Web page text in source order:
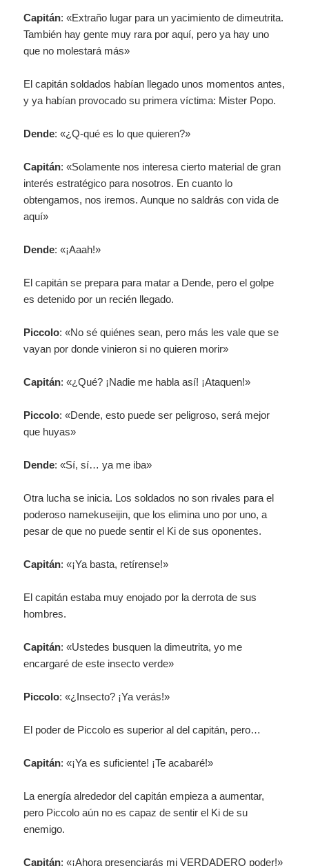
Capitán: «Extraño lugar para un yacimiento de dimeutrita.
También hay gente muy rara por aquí, pero ya hay uno
que no molestará más»
El capitán soldados habían llegado unos momentos antes,
y ya habían provocado su primera víctima: Mister Popo.
Dende: «¿Q-qué es lo que quieren?»
Capitán: «Solamente nos interesa cierto material de gran
interés estratégico para nosotros. En cuanto lo
obtengamos, nos iremos. Aunque no saldrás con vida de
aquí»
Dende: «¡Aaah!»
El capitán se prepara para matar a Dende, pero el golpe
es detenido por un recién llegado.
Piccolo: «No sé quiénes sean, pero más les vale que se
vayan por donde vinieron si no quieren morir»
Capitán: «¿Qué? ¡Nadie me habla así! ¡Ataquen!»
Piccolo: «Dende, esto puede ser peligroso, será mejor
que huyas»
Dende: «Sí, sí… ya me iba»
Otra lucha se inicia. Los soldados no son rivales para el
poderoso namekuseijin, que los elimina uno por uno, a
pesar de que no puede sentir el Ki de sus oponentes.
Capitán: «¡Ya basta, retírense!»
El capitán estaba muy enojado por la derrota de sus
hombres.
Capitán: «Ustedes busquen la dimeutrita, yo me
encargaré de este insecto verde»
Piccolo: «¿Insecto? ¡Ya verás!»
El poder de Piccolo es superior al del capitán, pero…
Capitán: «¡Ya es suficiente! ¡Te acabaré!»
La energía alrededor del capitán empieza a aumentar,
pero Piccolo aún no es capaz de sentir el Ki de su
enemigo.
Capitán: «¡Ahora presenciarás mi VERDADERO poder!»